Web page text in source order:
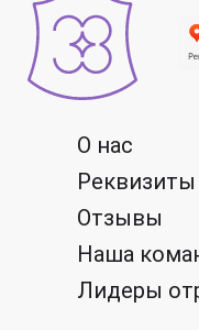
О нас
Реквизиты
Отзывы
Наша
Лидеры